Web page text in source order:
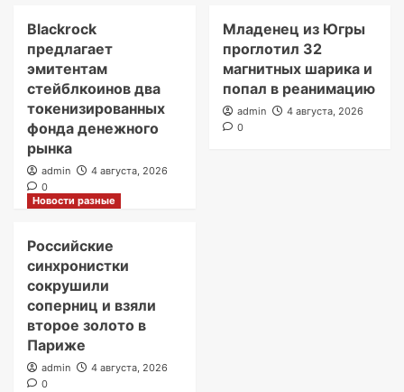
Blackrock
предлагает
эмитентам
стейблкоинов два
токенизированных
фонда денежного
рынка
admin
4 августа, 2026
0
Младенец из Югры
проглотил 32
магнитных шарика и
попал в реанимацию
admin
4 августа, 2026
0
Новости разные
Российские
синхронистки
сокрушили
соперниц и взяли
второе золото в
Париже
admin
4 августа, 2026
0